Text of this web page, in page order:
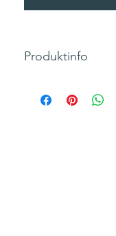
Produktinfo
Einladungskarte